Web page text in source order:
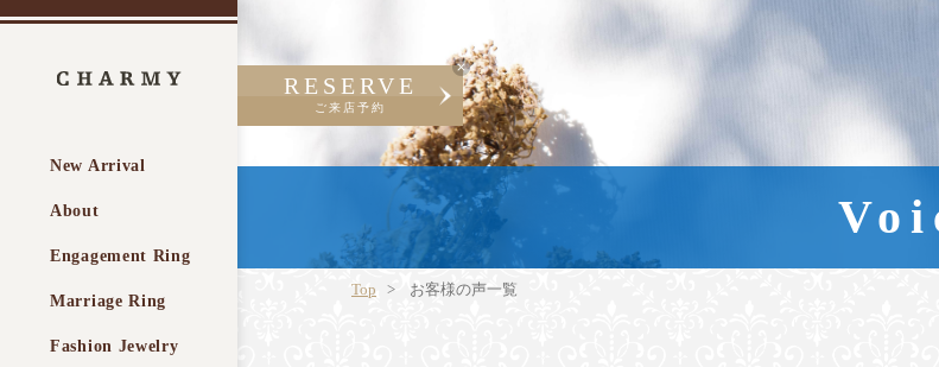
New Arrival
About
Engagement Ring
Marriage Ring
Fashion Jewelry
RESERVE
ご来店予約
Top お客様の声一覧